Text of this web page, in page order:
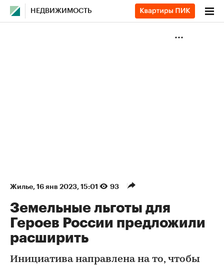
НЕДВИЖИМОСТЬ
Жилье⁠, 16 янв 2023, 15:01 93
Земельные льготы для
Героев России предложили
расширить
Инициатива направлена на то, чтобы